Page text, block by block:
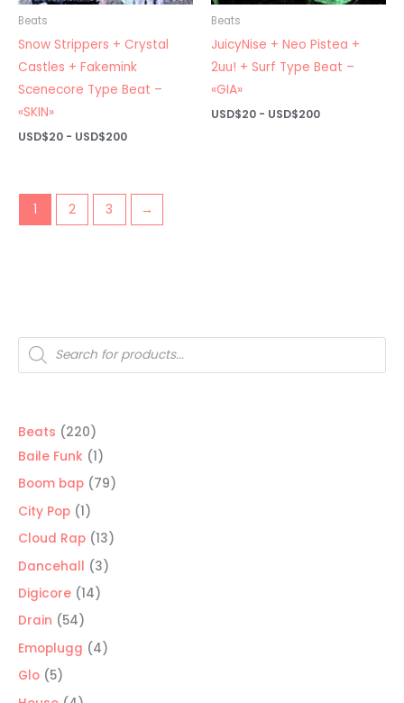
Búsqueda
de
productos
Beats 220220
productos
Baile Funk 11
producto
Boom bap 7979
City Pop 11
producto
Cloud Rap 1313
productos
Dancehall 33
Digicore 1414
Drain 5454
productos
Emoplugg 44
Glo 55
productos
Beats
Snow Strippers + Crystal
Castles + Fakemink
Scenecore Type Beat –
«SKIN»
USD$20 - USD$200Rango
USD$20
hasta
USD$200
Beats
JuicyNise + Neo Pistea +
2uu! + Surf Type Beat –
«GIA»
USD$20 - USD$200Rango
1 2 3 →